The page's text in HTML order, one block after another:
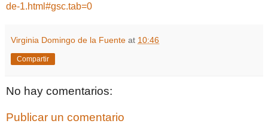
de-1.html#gsc.tab=0
Virginia Domingo de la Fuente at 10:46
Compartir
No hay comentarios:
Publicar un comentario